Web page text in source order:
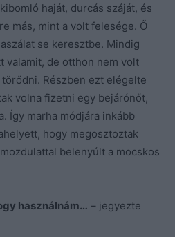
haját, durcás száját, és
más, mint a volt felesége. Ő
se keresztbe. Mindig
valamit, de otthon nem volt
Részben ezt elégelte
volna fizetni egy bejárónőt,
Így marha módjára inkább
hogy megosztoztak
belenyúlt a mocskos
használnám… – jegyezte